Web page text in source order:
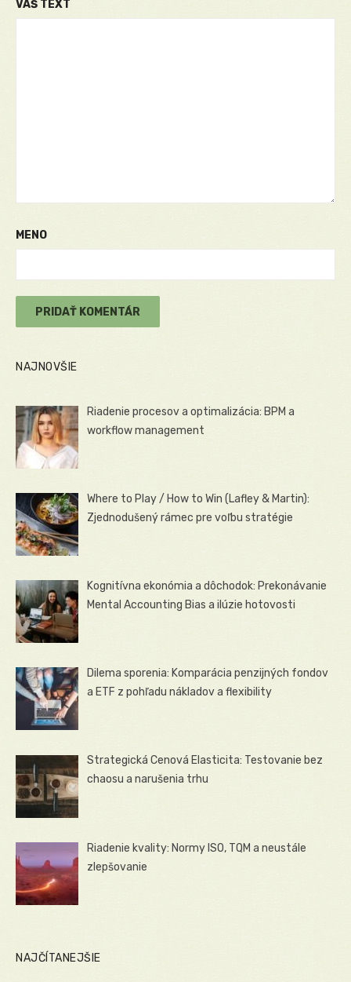
VÁŠ TEXT
MENO
NAJNOVŠIE
Riadenie procesov a optimalizácia: BPM a
workflow management
Where to Play / How to Win (Lafley & Martin):
Zjednodušený rámec pre voľbu stratégie
Kognitívna ekonómia a dôchodok: Prekonávanie
Mental Accounting Bias a ilúzie hotovosti
Dilema sporenia: Komparácia penzijných fondov
a ETF z pohľadu nákladov a flexibility
Strategická Cenová Elasticita: Testovanie bez
chaosu a narušenia trhu
Riadenie kvality: Normy ISO, TQM a neustále
zlepšovanie
NAJČÍTANEJŠIE